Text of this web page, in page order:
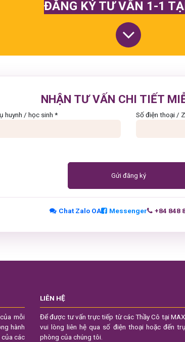
ĐĂNG KÝ TƯ VẤN 1-1
NHẬN TƯ VẤN CHI TIẾT
huynh / học sinh * Số điện thoại /
Gửi đăng ký
Chat Zalo OA Messenger +84 848
mỗi
hành
các
LIÊN HỆ
Để được tư vấn trực tiếp từ các Thầy Cô tại
vui lòng liên hệ qua số điện thoại hoặc đến
phòng của chúng tôi.